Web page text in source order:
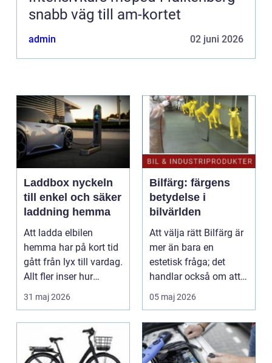
snabb väg till am-kortet
admin 02 juni 2026
Laddbox nyckeln
till enkel och säker
laddning hemma
Att ladda elbilen
hemma har på kort tid
gått från lyx till vardag.
Allt fler inser hur
smidigt det ä...
31 maj 2026
Bilfärg: färgens
betydelse i
bilvärlden
Att välja rätt Bilfärg är
mer än bara en
estetisk fråga; det
handlar också om att
förstå hur val av ...
05 maj 2026